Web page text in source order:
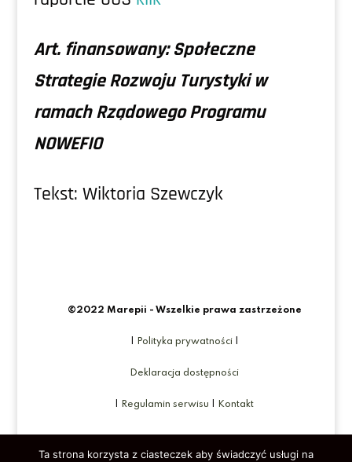
Art. finansowany: Społeczne
Strategie Rozwoju Turystyki w
ramach Rządowego Programu
NOWEFIO
Tekst: Wiktoria Szewczyk
©2022 Marepii - Wszelkie prawa zastrzeżone
| Polityka prywatności |
Deklaracja dostępności
| Regulamin serwisu | Kontakt
Ta strona korzysta z ciasteczek aby świadczyć usługi na